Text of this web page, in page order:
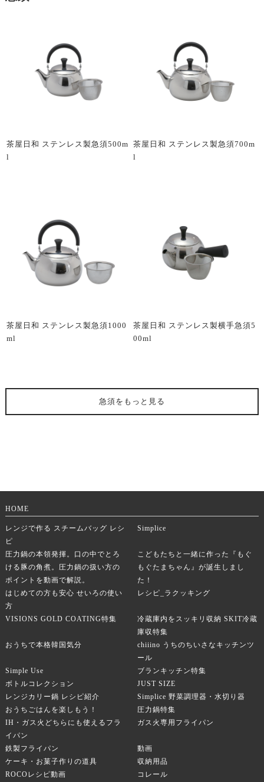
茶屋日和 ステンレス製急須500m
l
茶屋日和 ステンレス製急須700m
l
茶屋日和 ステンレス製急須1000
ml
茶屋日和 ステンレス製横手急須5
00ml
急須をもっと見る
HOME
レンジで作る スチームバッグ レシ
ピ
Simplice
圧力鍋の本領発揮。口の中でとろ
ける豚の角煮。圧力鍋の扱い方の
ポイントを動画で解説。
こどもたちと一緒に作った『もぐ
もぐたまちゃん』が誕生しまし
た！
はじめての方も安心 せいろの使い
方
レシピ_ラクッキング
VISIONS GOLD COATING特集
冷蔵庫内をスッキリ収納 SKIT冷蔵
庫収特集
おうちで本格韓国気分
chiiino うちのちいさなキッチンツ
ール
Simple Use
ブランキッチン特集
ボトルコレクション
JUST SIZE
レンジカリー鍋 レシピ紹介
Simplice 野菜調理器・水切り器
おうちごはんを楽しもう！
圧力鍋特集
IH・ガス火どちらにも使えるフラ
イパン
ガス火専用フライパン
鉄製フライパン
動画
ケーキ・お菓子作りの道具
収納用品
ROCOレシピ動画
コレール